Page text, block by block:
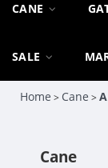
CANE
SALE
Home > Cane >
Cane